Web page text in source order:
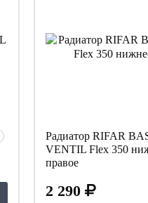
Радиатор RIFAR
VENTIL Flex 350
правое
2 290